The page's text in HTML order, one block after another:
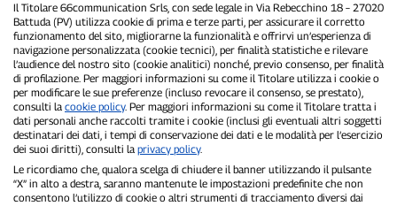
P300.it è una Testata Giornalistica indipendente
Registrazione numero 1/2021 del 1/2/2021 - Tribunale di Pavia
Proprietario ed editore:66communication Srls- P.IVA
02798890188
Direttore Responsabile:Alessandro Secchi- Vicedirettore:Federico
Benedusi
Privacy Policy-Cookie Policy
"Se è successo davvero, lo trovi su P300.it"
Il Titolare 66communication Srls, con sede legale in Via Rebecchino 18 – 27020
Battuda (PV) utilizza cookie di prima e terze parti, per assicurare il corretto
funzionamento del sito, migliorarne la funzionalità e offrirvi un’esperienza di
navigazione personalizzata (cookie tecnici), per finalità statistiche e rilevare
l’audience del nostro sito (cookie analitici) nonché, previo consenso, per finalità
di profilazione. Per maggiori informazioni su come il Titolare utilizza i cookie o
per modificare le sue preferenze (incluso revocare il consenso, se prestato),
consulti la cookie policy. Per maggiori informazioni su come il Titolare tratta i
dati personali anche raccolti tramite i cookie (inclusi gli eventuali altri soggetti
destinatari dei dati, i tempi di conservazione dei dati e le modalità per l’esercizio
dei suoi diritti), consulti la privacy policy.
Le ricordiamo che, qualora scelga di chiudere il banner utilizzando il pulsante
“X” in alto a destra, saranno mantenute le impostazioni predefinite che non
consentono l’utilizzo di cookie o altri strumenti di tracciamento diversi dai